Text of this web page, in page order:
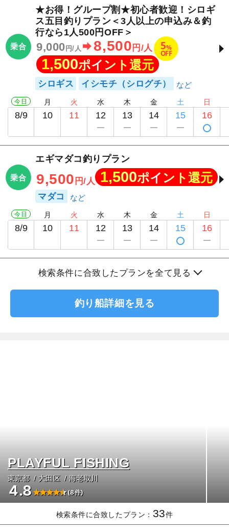
乗合
★お得！グループ割★初心者歓迎！シロギ
ス五目釣りプラン＜3人以上の申込み＆釣
行なら1人500円OFF＞
9,000 円/人 8,500 円/人 5%
OFF
1,500ポイント還元
シロギス イシモチ（シログチ）
今日
8/9
月
10
火
11
水
12
木
13
金
14
土
15
日
16
乗合
エギマダコ釣りプラン
9,500 円/人 1,500ポイント還元
マダコ
今日
8/9
月
10
火
11
水
12
木
13
金
14
土
15
日
16
検索条件に合致したプランを全て見る
釣り船詳細を見る
PLAYFUL FISHING
東京都 大田区 海老取川
4.8 (8件)
検索条件に合致したプラン： 33件